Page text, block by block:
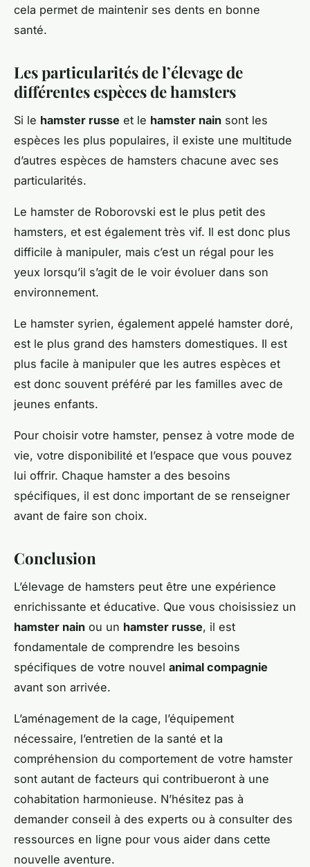
cela permet de maintenir ses dents en bonne
santé.
Les particularités de l’élevage de
différentes espèces de hamsters
Si le hamster russe et le hamster nain sont les
espèces les plus populaires, il existe une multitude
d’autres espèces de hamsters chacune avec ses
particularités.
Le hamster de Roborovski est le plus petit des
hamsters, et est également très vif. Il est donc plus
difficile à manipuler, mais c’est un régal pour les
yeux lorsqu’il s’agit de le voir évoluer dans son
environnement.
Le hamster syrien, également appelé hamster doré,
est le plus grand des hamsters domestiques. Il est
plus facile à manipuler que les autres espèces et
est donc souvent préféré par les familles avec de
jeunes enfants.
Pour choisir votre hamster, pensez à votre mode de
vie, votre disponibilité et l’espace que vous pouvez
lui offrir. Chaque hamster a des besoins
spécifiques, il est donc important de se renseigner
avant de faire son choix.
Conclusion
L’élevage de hamsters peut être une expérience
enrichissante et éducative. Que vous choisissiez un
hamster nain ou un hamster russe, il est
fondamentale de comprendre les besoins
spécifiques de votre nouvel animal compagnie
avant son arrivée.
L’aménagement de la cage, l’équipement
nécessaire, l’entretien de la santé et la
compréhension du comportement de votre hamster
sont autant de facteurs qui contribueront à une
cohabitation harmonieuse. N’hésitez pas à
demander conseil à des experts ou à consulter des
ressources en ligne pour vous aider dans cette
nouvelle aventure.